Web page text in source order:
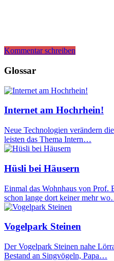
Kommentar schreiben
Glossar
Internet am Hochrhein!
Neue Technologien verändern
leisten das Thema Intern…
Hüsli bei Häusern
Einmal das Wohnhaus von Prof.
schon lange dort keiner mehr
Vogelpark Steinen
Der Vogelpark Steinen nahe
Bestand an Singvögeln, Papa…